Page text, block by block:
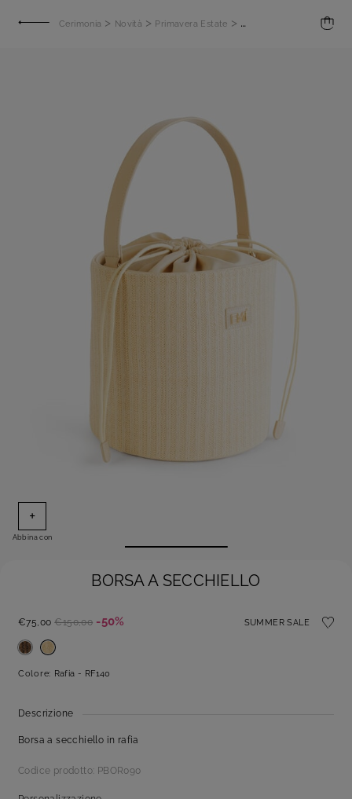
Cerimonia > Novità > Primavera Estate > Borsa a secchiello
+
Abbina con
BORSA A SECCHIELLO
SUMMER SALE
€75,00 €150,00 -50%
Colore: Rafia - RF140
Descrizione
Borsa a secchiello in rafia
Codice prodotto: PBOR090